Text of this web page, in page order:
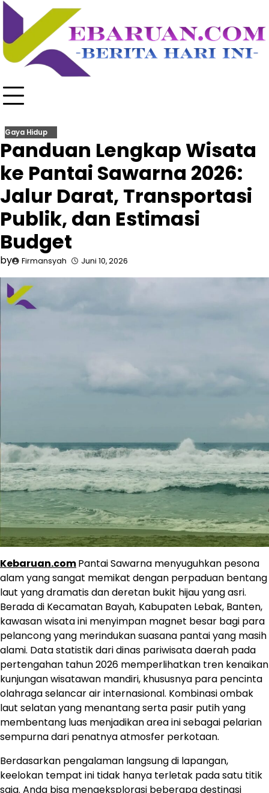
Skip
content
Gaya Hidup
Panduan Lengkap Wisata
ke Pantai Sawarna 2026:
Jalur Darat, Transportasi
Publik, dan Estimasi
Budget
by Firmansyah Juni 10, 2026
Kebaruan.comPantai Sawarna menyuguhkan pesona
alam yang sangat memikat dengan perpaduan bentang
laut yang dramatis dan deretan bukit hijau yang asri.
Berada di Kecamatan Bayah, Kabupaten Lebak, Banten,
kawasan wisata ini menyimpan magnet besar bagi para
pelancong yang merindukan suasana pantai yang masih
alami. Data statistik dari dinas pariwisata daerah pada
pertengahan tahun 2026 memperlihatkan tren kenaikan
kunjungan wisatawan mandiri, khususnya para pencinta
olahraga selancar air internasional. Kombinasi ombak
laut selatan yang menantang serta pasir putih yang
membentang luas menjadikan area ini sebagai pelarian
sempurna dari penatnya atmosfer perkotaan.
Berdasarkan pengalaman langsung di lapangan,
keelokan tempat ini tidak hanya terletak pada satu titik
saja. Anda bisa mengeksplorasi beberapa destinasi